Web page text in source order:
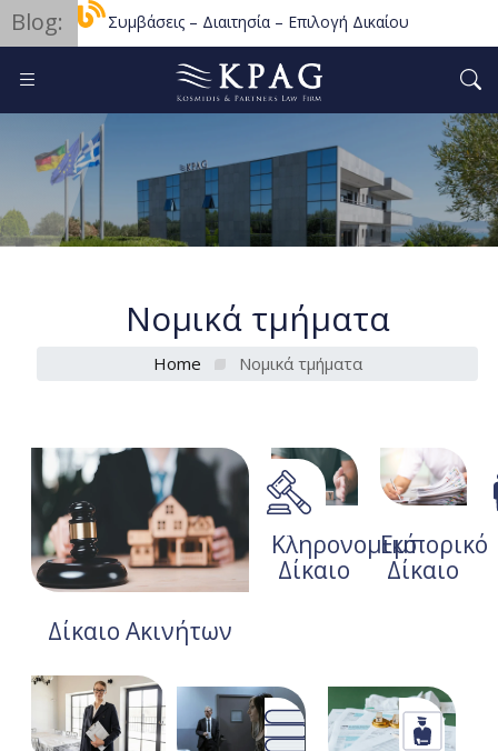
Blog:
Διεθνείς Συμβάσεις – Διαιτησία – Επιλογή Δικαίου
Αθέμιτος Ανταγωνισμός
Νομικά τμήματα
Home Νομικά τμήματα
Δίκαιο Ακινήτων
Κληρονομικό
Δίκαιο
Εμπορικό
Δίκαιο